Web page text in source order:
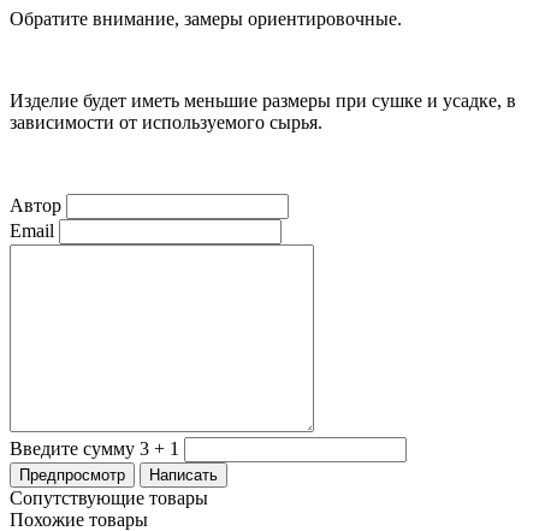
Обратите внимание, замеры ориентировочные.
Изделие будет иметь меньшие размеры при сушке и усадке, в
зависимости от используемого сырья.
Автор
Email
Введите сумму 3 + 1
Сопутствующие товары
Похожие товары